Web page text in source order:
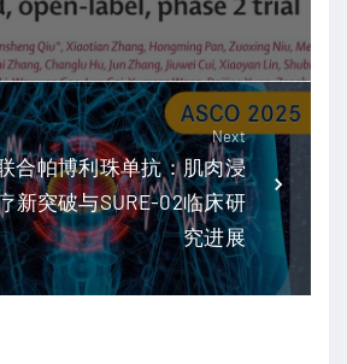
Next
合帕博利珠单抗：肌肉浸
新突破与SURE-02临床研
究进展